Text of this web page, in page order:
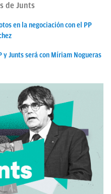
de Junts
en la negociación con el PP
y Junts será con Míriam Nogueras